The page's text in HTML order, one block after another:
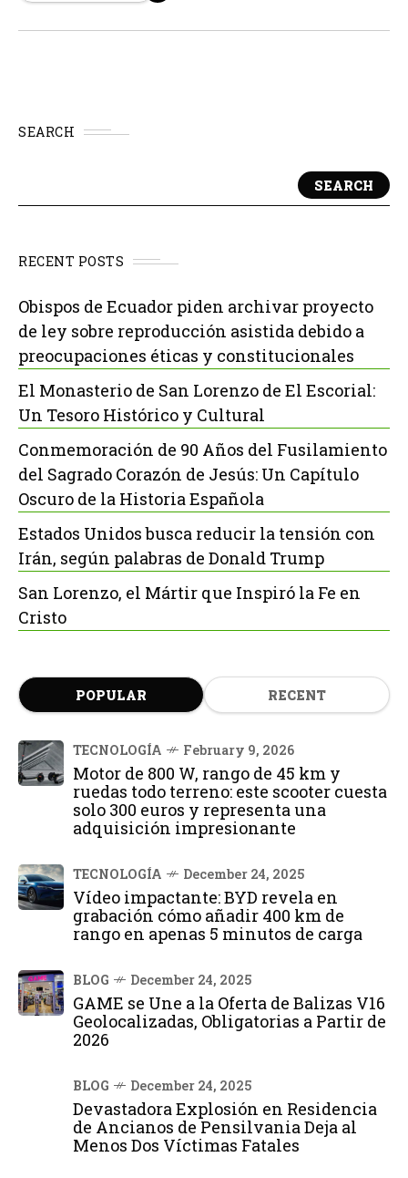
SEARCH
SEARCH
RECENT POSTS
Obispos de Ecuador piden archivar proyecto
de ley sobre reproducción asistida debido a
preocupaciones éticas y constitucionales
El Monasterio de San Lorenzo de El Escorial:
Un Tesoro Histórico y Cultural
Conmemoración de 90 Años del Fusilamiento
del Sagrado Corazón de Jesús: Un Capítulo
Oscuro de la Historia Española
Estados Unidos busca reducir la tensión con
Irán, según palabras de Donald Trump
San Lorenzo, el Mártir que Inspiró la Fe en
Cristo
POPULAR RECENT
TECNOLOGÍA February 9, 2026
Motor de 800 W, rango de 45 km y
ruedas todo terreno: este scooter cuesta
solo 300 euros y representa una
adquisición impresionante
TECNOLOGÍA December 24, 2025
Vídeo impactante: BYD revela en
grabación cómo añadir 400 km de
rango en apenas 5 minutos de carga
BLOG December 24, 2025
GAME se Une a la Oferta de Balizas V16
Geolocalizadas, Obligatorias a Partir de
2026
BLOG December 24, 2025
Devastadora Explosión en Residencia
de Ancianos de Pensilvania Deja al
Menos Dos Víctimas Fatales